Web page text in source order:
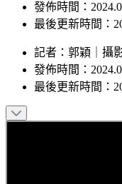
發佈時間：
最後更新時間：
記者 ： 郭穎 攝
發佈時間：
最後更新時間：